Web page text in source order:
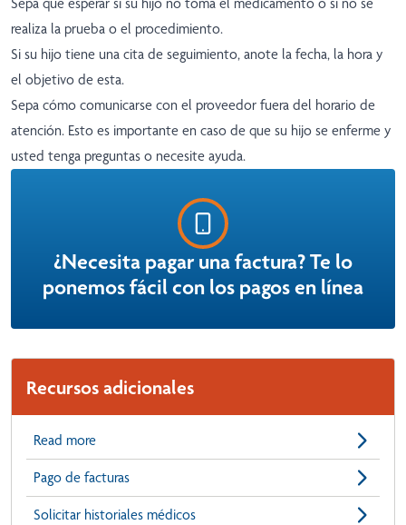
realiza la prueba o el procedimiento.
Si su hijo tiene una cita de seguimiento, anote la fecha, la hora y
el objetivo de esta.
Sepa cómo comunicarse con el proveedor fuera del horario de
atención. Esto es importante en caso de que su hijo se enferme y
usted tenga preguntas o necesite ayuda.
¿Necesita pagar una factura? Te lo
ponemos fácil con los pagos en línea
Recursos adicionales
Read more
Pago de facturas
Solicitar historiales médicos